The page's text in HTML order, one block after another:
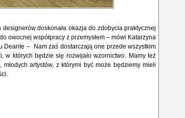
doskonała okazja do zdobycia praktycznej
owocnej współpracy z przemysłem – mówi Katarzyna
Deante – Nam zaś dostarczają one przede wszystkim
w których będzie się rozwijało wzornictwo. Mamy też
artystów, z którymi być może będziemy mieli